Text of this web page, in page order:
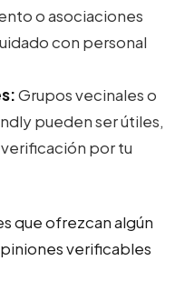
o asociaciones
con personal
Grupos vecinales o
pueden ser útiles,
por tu
que ofrezcan algún
verificables